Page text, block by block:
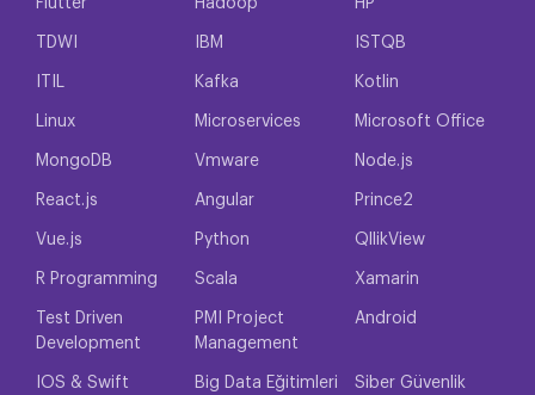
Flutter Hadoop HP
TDWI IBM ISTQB
ITIL Kafka Kotlin
Linux Microservices Microsoft Office
MongoDB Vmware Node.js
React.js Angular Prince2
Vue.js Python QllikView
R Programming Scala Xamarin
Test Driven
Development
PMI Project
Management
Android
IOS & Swift Big Data Eğitimleri Siber Güvenlik